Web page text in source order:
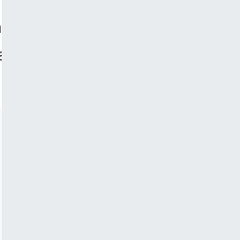
tutorial, spune-mi în
jos și hai să încercăm să le